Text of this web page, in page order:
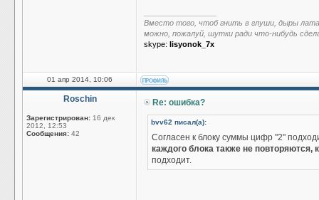
Вместо того, чтоб гнить в глуши, дыры
можно, пожалуй, шутки ради что-нибудь
skype: lisyonok_7x
01 апр 2014, 10:06
Roschin
Зарегистрирован: 16 дек
2012, 12:53
Сообщения: 42
Re: ошибка?
bvv62 писал(а):
Согласен к блоку суммы цифр "2"
каждого блока также не повторяются,
подходит.